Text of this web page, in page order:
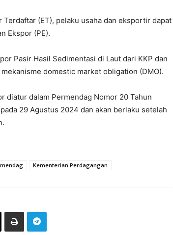
(ET), pelaku usaha dan eksportir dapat
Ekspor (PE).
Pasir Hasil Sedimentasi di Laut dari KKP dan
domestic market obligation (DMO).
diatur dalam Permendag Nomor 20 Tahun
29 Agustus 2024 dan akan berlaku setelah
Kementerian Perdagangan